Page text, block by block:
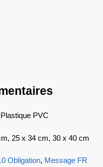
PVC
25 x 34 cm, 30 x 40 cm
Obligation, Message FR